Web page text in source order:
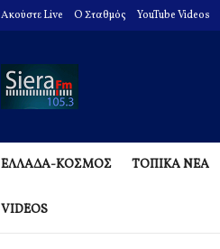
Ακούστε Live O Σταθμός YouTube Videos
ΕΛΛΑΔΑ-ΚΟΣΜΟΣ ΤΟΠΙΚΑ ΝΕΑ
VIDEOS